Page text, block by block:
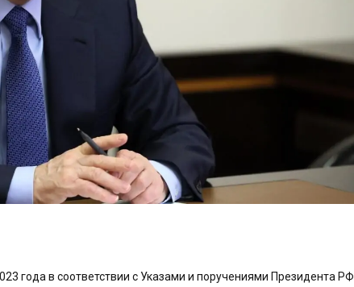
года в соответствии с Указами и поручениями Президента РФ